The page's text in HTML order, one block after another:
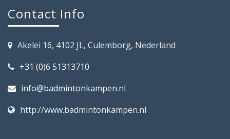
Contact Info
Akelei 16, 4102 JL, Culemborg, Nederland
+31 (0)6 51313710
info@badmintonkampen.nl
http://www.badmintonkampen.nl